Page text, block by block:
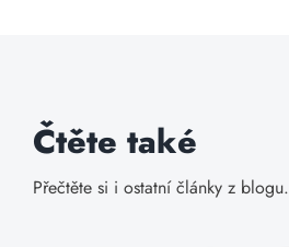
Čtěte také
Přečtěte si i ostatní články z blogu.